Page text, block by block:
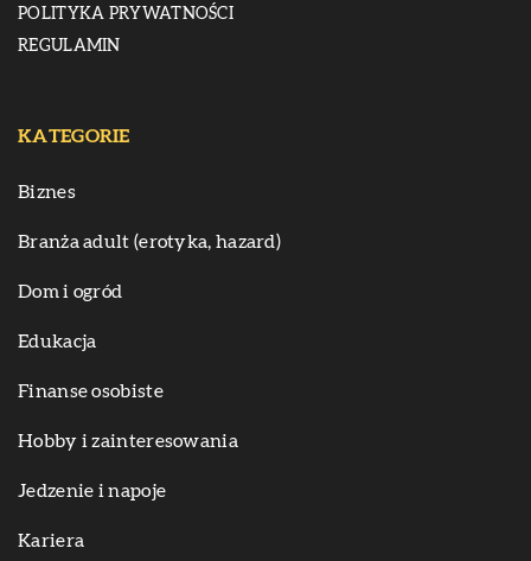
POLITYKA PRYWATNOŚCI
REGULAMIN
KATEGORIE
Biznes
Branża adult (erotyka, hazard)
Dom i ogród
Edukacja
Finanse osobiste
Hobby i zainteresowania
Jedzenie i napoje
Kariera